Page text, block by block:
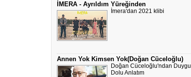
İMERA - Ayrıldım Yüreğinden
İmera'dan 2021 klibi
Annen Yok Kimsen Yok(Doğan Cüceloğlu)
Doğan Cüceloğlu'ndan Duygu
Dolu Anlatım